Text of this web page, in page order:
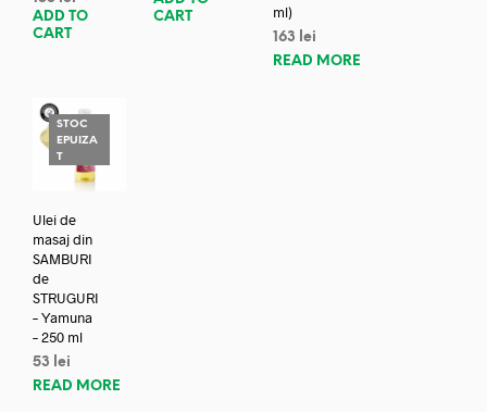
ADD TO
CART
CART
ml)
163
lei
READ MORE
STOC
EPUIZA
T
Ulei de
masaj din
SAMBURI
de
STRUGURI
– Yamuna
– 250 ml
53
lei
READ MORE